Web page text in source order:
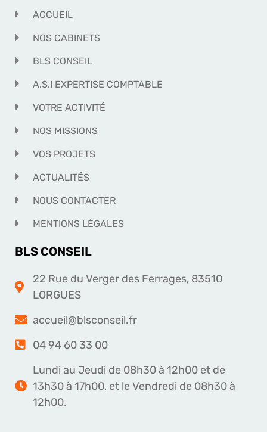
ACCUEIL
NOS CABINETS
BLS CONSEIL
A.S.I EXPERTISE COMPTABLE
VOTRE ACTIVITÉ
NOS MISSIONS
VOS PROJETS
ACTUALITÉS
NOUS CONTACTER
MENTIONS LÉGALES
BLS CONSEIL
22 Rue du Verger des Ferrages, 83510
LORGUES
accueil@blsconseil.fr
04 94 60 33 00
Lundi au Jeudi de 08h30 à 12h00 et de
13h30 à 17h00, et le Vendredi de 08h30 à
12h00.